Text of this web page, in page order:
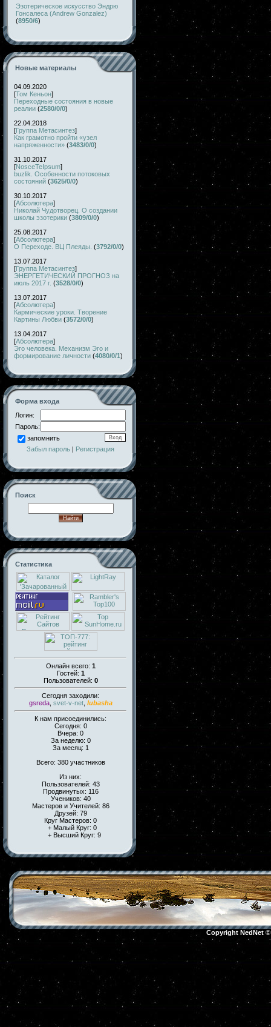
Эзотерическое искусство Эндрю
Гонсалеса (Andrew Gonzalez)
(8950/6)
Новые материалы
04.09.2020
[Том Кеньон]
Переходные состояния в новые
реалии (2580/0/0)
22.04.2018
[Группа Метасинтез]
Как грамотно пройти «узел
напряженности» (3483/0/0)
31.10.2017
[NosceTeIpsum]
buzlik. Особенности потоковых
состояний (3625/0/0)
30.10.2017
[Абсолютера]
Николай Чудотворец. О создании
школы эзотерики (3809/0/0)
25.08.2017
[Абсолютера]
О Переходе. ВЦ Плеяды. (3792/0/0)
13.07.2017
[Группа Метасинтез]
ЭНЕРГЕТИЧЕСКИЙ ПРОГНОЗ на
июль 2017 г. (3528/0/0)
13.07.2017
[Абсолютера]
Кармические уроки. Творение
Картины Любви (3572/0/0)
13.04.2017
[Абсолютера]
Эго человека. Механизм Эго и
формирование личности (4080/0/1)
Форма входа
Логин:
Пароль:
запомнить
Забыл пароль | Регистрация
Поиск
Статистика
Онлайн всего: 1
Гостей: 1
Пользователей: 0
Сегодня заходили:
gsreda, svet-v-net, lubasha
К нам присоединились:
Сегодня: 0
Вчера: 0
За неделю: 0
За месяц: 1
Всего: 380 участников
Из них:
Пользователей: 43
Продвинутых: 116
Учеников: 40
Мастеров и Учителей: 86
Друзей: 79
Круг Мастеров: 0
+ Малый Круг: 0
+ Высший Круг: 9
Copyright NedNet